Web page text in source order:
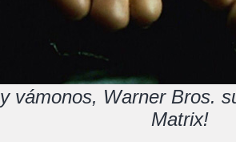
vámonos, Warner Bros.
Matrix!